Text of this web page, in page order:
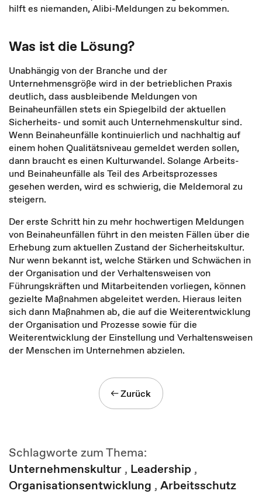
hilft es niemanden, Alibi-Meldungen zu bekommen.
Was ist die Lösung?
Unabhängig von der Branche und der
Unternehmensgröße wird in der betrieblichen Praxis
deutlich, dass ausbleibende Meldungen von
Beinaheunfällen stets ein Spiegelbild der aktuellen
Sicherheits- und somit auch Unternehmenskultur sind.
Wenn Beinaheunfälle kontinuierlich und nachhaltig auf
einem hohen Qualitätsniveau gemeldet werden sollen,
dann braucht es einen Kulturwandel. Solange Arbeits-
und Beinaheunfälle als Teil des Arbeitsprozesses
gesehen werden, wird es schwierig, die Meldemoral zu
steigern.
Der erste Schritt hin zu mehr hochwertigen Meldungen
von Beinaheunfällen führt in den meisten Fällen über die
Erhebung zum aktuellen Zustand der Sicherheitskultur.
Nur wenn bekannt ist, welche Stärken und Schwächen in
der Organisation und der Verhaltensweisen von
Führungskräften und Mitarbeitenden vorliegen, können
gezielte Maßnahmen abgeleitet werden. Hieraus leiten
sich dann Maßnahmen ab, die auf die Weiterentwicklung
der Organisation und Prozesse sowie für die
Weiterentwicklung der Einstellung und Verhaltensweisen
der Menschen im Unternehmen abzielen.
Zurück
Schlagworte zum Thema:
Unternehmenskultur , Leadership ,
Organisationsentwicklung , Arbeitsschutz